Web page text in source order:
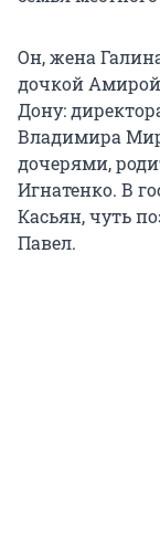
Он, жена
дочкой Амирой
Дону:
Владимира
дочерями,
Игнатенко. В
Касьян, чуть
Павел.